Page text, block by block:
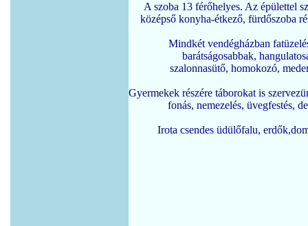
A szoba 13 férőhelyes. Az épülettel
középső konyha-étkező, fürdőszoba
Mindkét vendégházban
barátságosabbak,
szalonnasütő, homokozó,
Gyermekek részére táborokat is
fonás, nemezelés, üvegfestés,